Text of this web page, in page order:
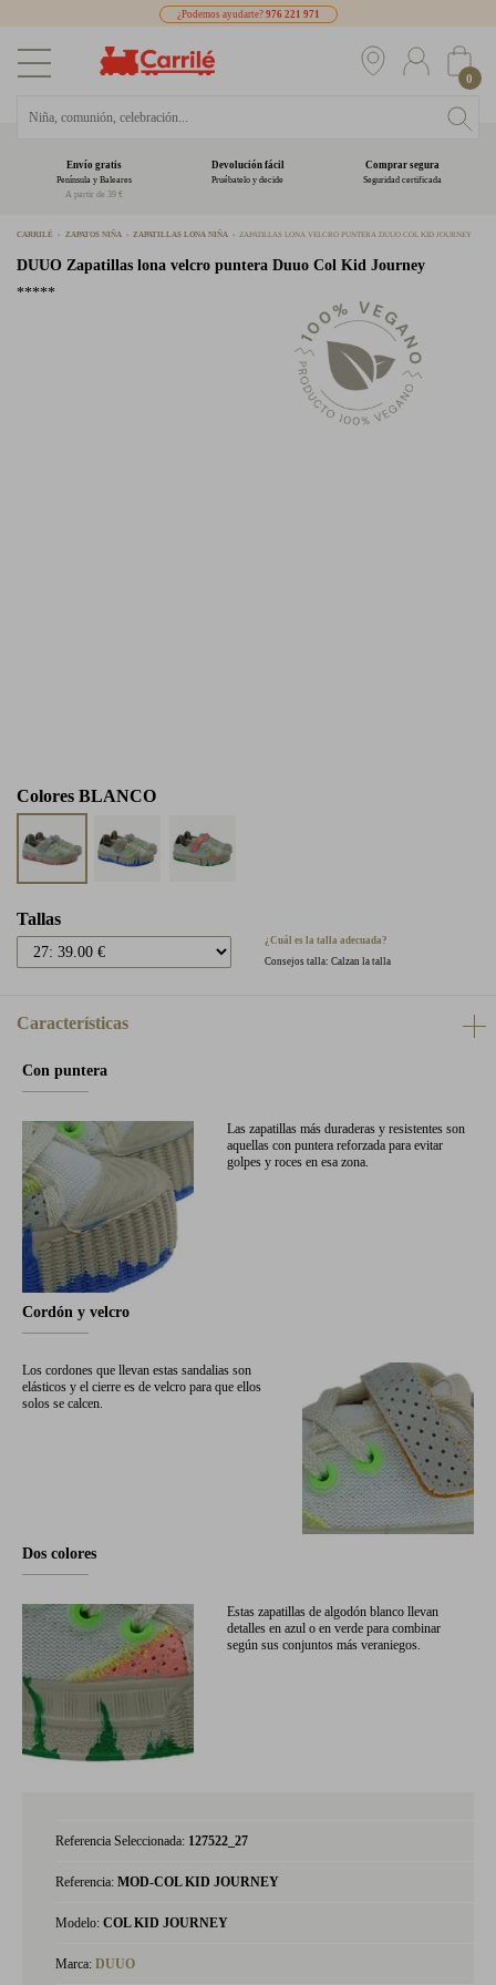
¿Podemos ayudarte? 976 221 971
0
Envío gratis
Península y Baleares
A partir de 39 €
Devolución fácil
Pruébatelo y decide
Comprar segura
Seguridad certificada
CARRILÉ ZAPATOS NIÑA ZAPATILLAS LONA NIÑA ZAPATILLAS LONA VELCRO PUNTERA DUUO COL KID JOURNEY
DUUO Zapatillas lona velcro puntera Duuo Col Kid Journey
*****
Colores BLANCO
Tallas
¿Cuál es la talla adecuada?
Consejos talla: Calzan la talla
Características
Con puntera
Las zapatillas más duraderas y resistentes son
aquellas con puntera reforzada para evitar
golpes y roces en esa zona.
Cordón y velcro
Los cordones que llevan estas sandalias son
elásticos y el cierre es de velcro para que ellos
solos se calcen.
Dos colores
Estas zapatillas de algodón blanco llevan
detalles en azul o en verde para combinar
según sus conjuntos más veraniegos.
Referencia Seleccionada: 127522_27
Referencia: MOD-COL KID JOURNEY
Modelo: COL KID JOURNEY
Marca: DUUO